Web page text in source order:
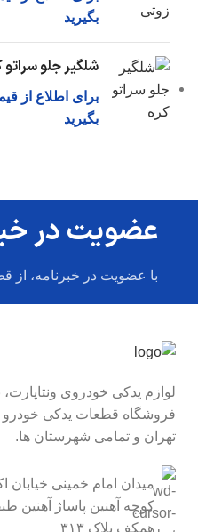
بگیرید
شلگیر جلو سراتو
برای اطلاع از
بگیرید
عضویت در
با عضویت در خبرنامه، از
لوازم یدکی خودروی ونتاپارت،
فروشگاه قطعات یدکی خودرو
تهران و تمامی شهرستان ها.
میدان امام خمینی خیابان
کوچه آهنین پاساژ آهنین
همکف پلاک ۳۱۳